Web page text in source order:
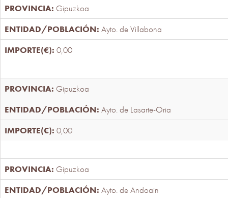
Gipuzkoa
Ayto. de Villabona
0,00
Gipuzkoa
Ayto. de Lasarte-Oria
0,00
Gipuzkoa
Ayto. de Andoain